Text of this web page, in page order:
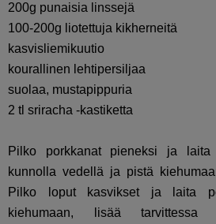
200g punaisia linssejä
100-200g liotettuja kikherneitä
kasvisliemikuutio
kourallinen lehtipersiljaa
suolaa, mustapippuria
2 tl sriracha -kastiketta
Pilko porkkanat pieneksi ja
kunnolla vedellä ja pistä
Pilko loput kasvikset ja laita
kiehumaan, lisää